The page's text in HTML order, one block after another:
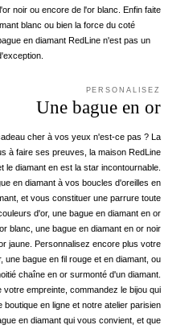
noir ou encore de l'or blanc. Enfin faite
blanc ou bien la force du coté
en diamant RedLine n'est pas un
PERSONALISEZ
Une bague en or
cher à vos yeux n'est-ce pas ? La
à faire ses preuves, la maison RedLine
le diamant en est la star incontournable.
en diamant à vos boucles d'oreilles en
et vous constituer une parrure toute
d'or, une bague en diamant en or
blanc, une bague en diamant en or noir
jaune. Personnalisez encore plus votre
une bague en fil rouge et en diamant, ou
chaîne en or surmonté d'un diamant.
empreinte, commandez le bijou qui
en ligne et notre atelier parisien
en diamant qui vous convient, et que